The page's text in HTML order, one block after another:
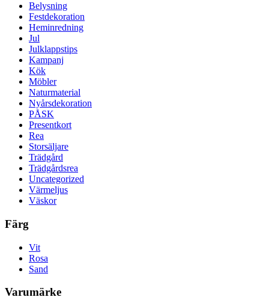
Belysning
Festdekoration
Heminredning
Jul
Julklappstips
Kampanj
Kök
Möbler
Naturmaterial
Nyårsdekoration
PÅSK
Presentkort
Rea
Storsäljare
Trädgård
Trädgårdsrea
Uncategorized
Värmeljus
Väskor
Färg
Vit
Rosa
Sand
Varumärke